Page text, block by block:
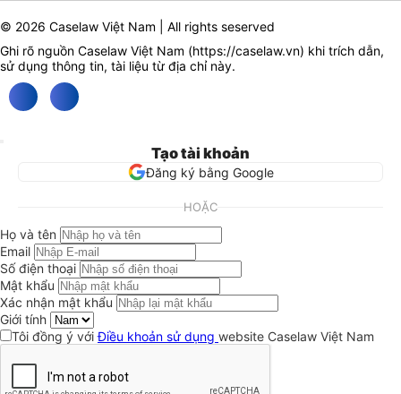
© 2026 Caselaw Việt Nam | All rights seserved
Ghi rõ nguồn Caselaw Việt Nam (https://caselaw.vn) khi trích dẫn,
sử dụng thông tin, tài liệu từ địa chỉ này.
Tạo tài khoản
Đăng ký bằng Google
HOẶC
Họ và tên
Email
Số điện thoại
Mật khẩu
Xác nhận mật khẩu
Giới tính
Tôi đồng ý vớiĐiều khoản sử dụng website Caselaw Việt Nam